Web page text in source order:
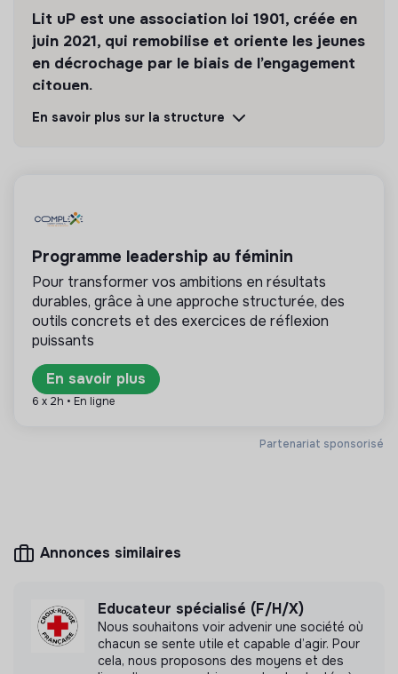
Lit uP est une association loi 1901, créée en
juin 2021, qui remobilise et oriente les jeunes
en décrochage par le biais de l’engagement
citoyen.
Découvrir Suivre
solidarité et d’utilité sociale : son mode de
gestion est démocratique et participatif, et sa
lucrativité est limitée. Il s’agit d’une association,
coopérative, fondation, mutuelle ou entreprise
ESUS.
Plus d'informations
Association
Mesure d'impact
En savoir plus sur la structure
Partenariat sponsorisé
Programme leadership au féminin
Pour transformer vos ambitions en résultats
durables, grâce à une approche structurée, des
outils concrets et des exercices de réflexion
puissants
En savoir plus
6 x 2h • En ligne
Annonces similaires
Educateur spécialisé (F/H/X)
Nous souhaitons voir advenir une société où
chacun se sente utile et capable d’agir. Pour
cela, nous proposons des moyens et des